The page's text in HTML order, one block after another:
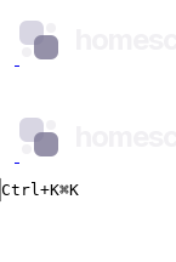
Ctrl+K⌘K